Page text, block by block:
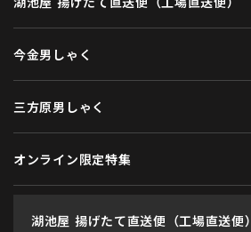
今金男しゃく
三方原男しゃく
オンライン限定特集
湖池屋 揚げたて直送便（工場直送便）